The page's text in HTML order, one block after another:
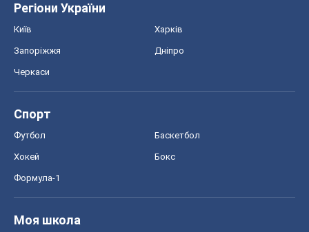
Регіони України
Київ Харків
Запоріжжя Дніпро
Черкаси
Спорт
Футбол Баскетбол
Хокей Бокс
Формула-1
Моя школа